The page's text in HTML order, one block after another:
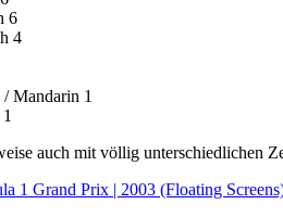
6
4
/ Mandarin 1
1
auch mit völlig unterschiedlichen